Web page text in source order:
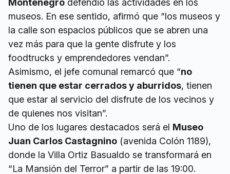
Montenegro defendió las actividades en los
museos. En ese sentido, afirmó que “los museos y
la calle son espacios públicos que se abren una
vez más para que la gente disfrute y los
foodtrucks y emprendedores vendan”.
Asimismo, el jefe comunal remarcó que “no
tienen que estar cerrados y aburridos, tienen
que estar al servicio del disfrute de los vecinos y
de quienes nos visitan”.
Uno de los lugares destacados será el Museo
Juan Carlos Castagnino (avenida Colón 1189),
donde la Villa Ortiz Basualdo se transformará en
“La Mansión del Terror” a partir de las 19:00.